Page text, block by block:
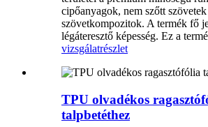
cipőanyagok, nem szőtt szövetek
szövetkompozitok. A termék fő
légáteresztő képesség. Ez a
vizsgálatrészlet
TPU olvadékos
talpbetéthez